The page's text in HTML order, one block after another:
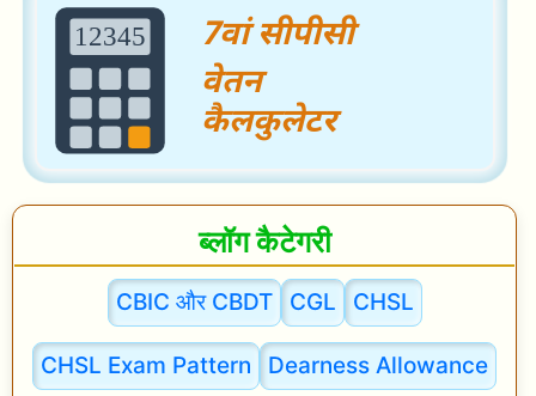
ब्लॉग कैटेगरी
CBIC और CBDT CGL CHSL
CHSL Exam Pattern Dearness Allowance